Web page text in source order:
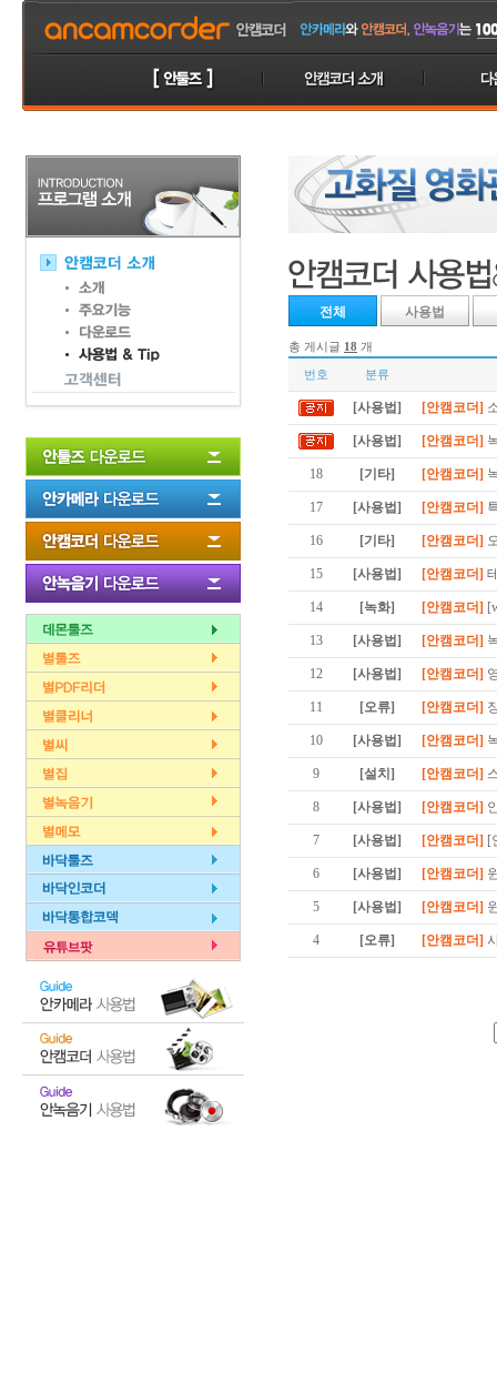
전체 사용법
총 게시글 18 개
번호 분류
[사용법] [안캠코더]
[사용법] [안캠코더]
18 [기타] [안캠코더]
17 [사용법] [안캠코더]
16 [기타] [안캠코더]
15 [사용법] [안캠코더]
14 [녹화] [안캠코더]
13 [사용법] [안캠코더]
12 [사용법] [안캠코더]
11 [오류] [안캠코더]
10 [사용법] [안캠코더]
9 [설치] [안캠코더]
8 [사용법] [안캠코더]
7 [사용법] [안캠코더] [
6 [사용법] [안캠코더]
5 [사용법] [안캠코더]
4 [오류] [안캠코더]